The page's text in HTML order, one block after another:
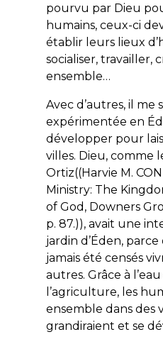
pourvu par Dieu
humains, ceux-ci
établir leurs lieux
socialiser, travailler,
ensemble…
Avec d’autres, il
expérimentée en
développer pour
villes. Dieu, comme
Ortiz((Harvie M.
Ministry: The
of God, Downers
p. 87.)), avait une
jardin d’Éden, parce
jamais été censés
autres. Grâce à
l’agriculture, les
ensemble dans des
grandiraient et se